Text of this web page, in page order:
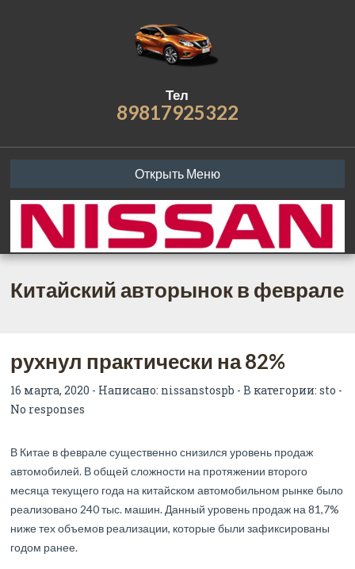
Тел
89817925322
Открыть Меню
Китайский авторынок в феврале
рухнул практически на 82%
16 марта, 2020 - Написано: nissanstospb - В категории:sto -
No responses
В Китае в феврале существенно снизился уровень продаж
автомобилей. В общей сложности на протяжении второго
месяца текущего года на китайском автомобильном рынке было
реализовано 240 тыс. машин. Данный уровень продаж на 81,7%
ниже тех объемов реализации, которые были зафиксированы
годом ранее.